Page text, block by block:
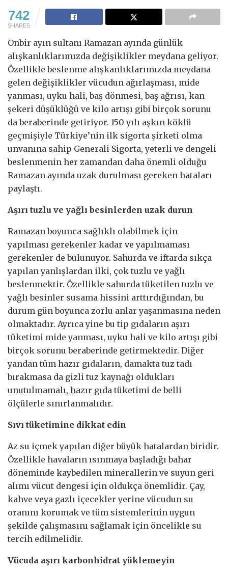
742
SHARES
Onbir ayın sultanı Ramazan ayında günlük
alışkanlıklarımızda değişiklikler meydana geliyor.
Özellikle beslenme alışkanlıklarımızda meydana
gelen değişiklikler vücudun ağırlaşması, mide
yanması, uyku hali, baş dönmesi, baş ağrısı, kan
şekeri düşüklüğü ve kilo artışı gibi birçok sorunu
da beraberinde getiriyor. 150 yılı aşkın köklü
geçmişiyle Türkiye’nin ilk sigorta şirketi olma
unvanına sahip Generali Sigorta, yeterli ve dengeli
beslenmenin her zamandan daha önemli olduğu
Ramazan ayında uzak durulması gereken hataları
paylaştı.
Aşırı tuzlu ve yağlı besinlerden uzak durun
Ramazan boyunca sağlıklı olabilmek için
yapılması gerekenler kadar ve yapılmaması
gerekenler de bulunuyor. Sahurda ve iftarda sıkça
yapılan yanlışlardan ilki, çok tuzlu ve yağlı
beslenmektir. Özellikle sahurda tüketilen tuzlu ve
yağlı besinler susama hissini arttırdığından, bu
durum gün boyunca zorlu anlar yaşanmasına neden
olmaktadır. Ayrıca yine bu tip gıdaların aşırı
tüketimi mide yanması, uyku hali ve kilo artışı gibi
birçok sorunu beraberinde getirmektedir. Diğer
yandan tüm hazır gıdaların, damakta tuz tadı
bırakmasa da gizli tuz kaynağı oldukları
unutulmamalı, hazır gıda tüketimi de belli
ölçülerle sınırlanmalıdır.
Sıvı tüketimine dikkat edin
Az su içmek yapılan diğer büyük hatalardan biridir.
Özellikle havaların ısınmaya başladığı bahar
döneminde kaybedilen minerallerin ve suyun geri
alımı vücut dengesi için oldukça önemlidir. Çay,
kahve veya gazlı içecekler yerine vücudun su
oranını korumak ve tüm sistemlerinin uygun
şekilde çalışmasını sağlamak için öncelikle su
tercih edilmelidir.
Vücuda aşırı karbonhidrat yüklemeyin